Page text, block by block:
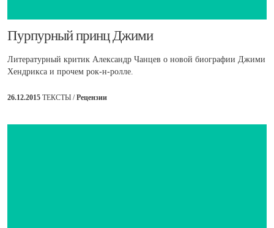
Пурпурный принц Джими
Литературный критик Александр Чанцев о новой биографии Джими
Хендрикса и прочем рок-н-ролле.
26.12.2015 ТЕКСТЫ /Рецензии